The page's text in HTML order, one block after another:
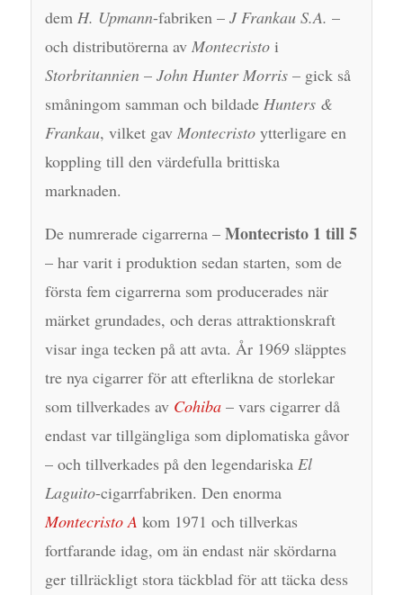
dem H. Upmann-fabriken – J Frankau S.A. –
och distributörerna av Montecristoi
Storbritannien – John Hunter Morris– gick så
småningom samman och bildade Hunters &
Frankau, vilket gav Montecristoytterligare en
koppling till den värdefulla brittiska
marknaden.
De numrerade cigarrerna – Montecristo 1 till 5
– har varit i produktion sedan starten, som de
första fem cigarrerna som producerades när
märket grundades, och deras attraktionskraft
visar inga tecken på att avta. År 1969 släpptes
tre nya cigarrer för att efterlikna de storlekar
som tillverkades av Cohiba– vars cigarrer då
endast var tillgängliga som diplomatiska gåvor
– och tillverkades på den legendariska El
Laguito-cigarrfabriken. Den enorma
Montecristo A kom 1971 och tillverkas
fortfarande idag, om än endast när skördarna
ger tillräckligt stora täckblad för att täcka dess